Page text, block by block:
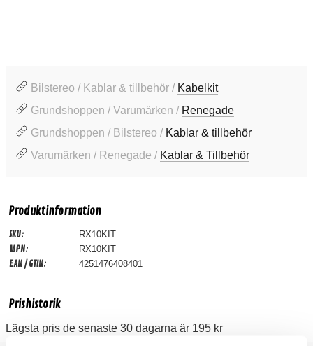
Bilstereo / Kablar & tillbehör / Kabelkit
Grundshoppen / Varumärken / Renegade
Grundshoppen / Bilstereo / Kablar & tillbehör
Varumärken / Renegade / Kablar & Tillbehör
Produktinformation
SKU: RX10KIT
MPN: RX10KIT
EAN / GTIN: 4251476408401
Prishistorik
Lägsta pris de senaste 30 dagarna är 195 kr